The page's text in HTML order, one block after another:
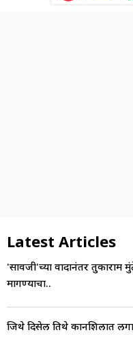
Latest Articles
'सावजी'च्या वादानंतर तुकाराम
मागण्याचा..
जिथे दिसेल तिथे कानशिलात